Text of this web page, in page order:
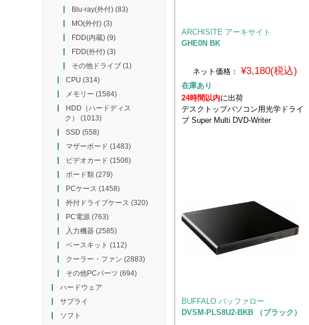
Blu-ray(外付)(83)
MO(外付)(3)
FDD(内蔵)(9)
FDD(外付)(3)
その他ドライブ(1)
CPU (314)
メモリー (1584)
HDD（ハードディス
ク）
(1013)
SSD (558)
マザーボード (1483)
ビデオカード (1506)
ボード類(279)
PCケース (1458)
外付ドライブケース (320)
PC電源(763)
入力機器(2585)
ベースキット (112)
クーラー・ファン (2883)
その他PCパーツ (694)
ハードウェア
サプライ
ソフト
ARCHISITE アーキサイト
GHE0N BK
ネット価格： ¥3,180(税込)
在庫あり
24時間以内に出荷
デスクトップパソコン用光学ドライ
ブ Super Multi DVD-Writer
BUFFALO バッファロー
DVSM-PLS8U2-BKB （ブラック）